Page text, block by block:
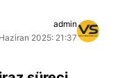
admin
2025: 21:37